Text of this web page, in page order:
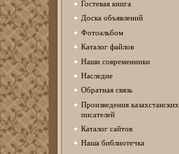
Гостевая книга
Доска объявлений
Фотоальбом
Каталог файлов
Наши современники
Наследие
Обратная связь
Произведения казахстанских
писателей
Каталог сайтов
Наша библиотечка